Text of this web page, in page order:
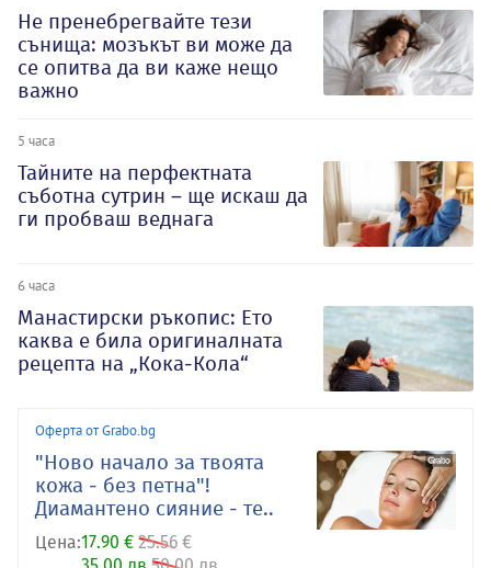
Не пренебрегвайте тези
сънища: мозъкът ви може да
се опитва да ви каже нещо
важно
5 часа
Тайните на перфектната
съботна сутрин – ще искаш да
ги пробваш веднага
6 часа
Манастирски ръкопис: Ето
каква е била оригиналната
рецепта на „Кока-Кола“
Оферта от Grabo.bg
"Ново начало за твоята
кожа - без петна"!
Диамантено сияние - те..
Цена:17.90 € 25.56 €